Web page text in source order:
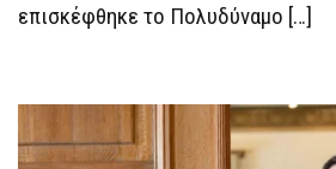
επισκέφθηκε το Πολυδύναμο […]